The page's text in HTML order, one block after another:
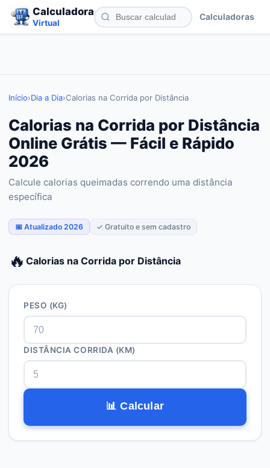
Calculadora
Virtual
Calculadoras
Início›Dia a Dia›Calorias na Corrida por Distância
Calorias na Corrida por Distância
Online Grátis — Fácil e Rápido
2026
Calcule calorias queimadas correndo uma distância
específica
📅 Atualizado 2026 ✓ Gratuito e sem cadastro
🔥 Calorias na Corrida por Distância
PESO (KG)
DISTÂNCIA CORRIDA (KM)
📊 Calcular